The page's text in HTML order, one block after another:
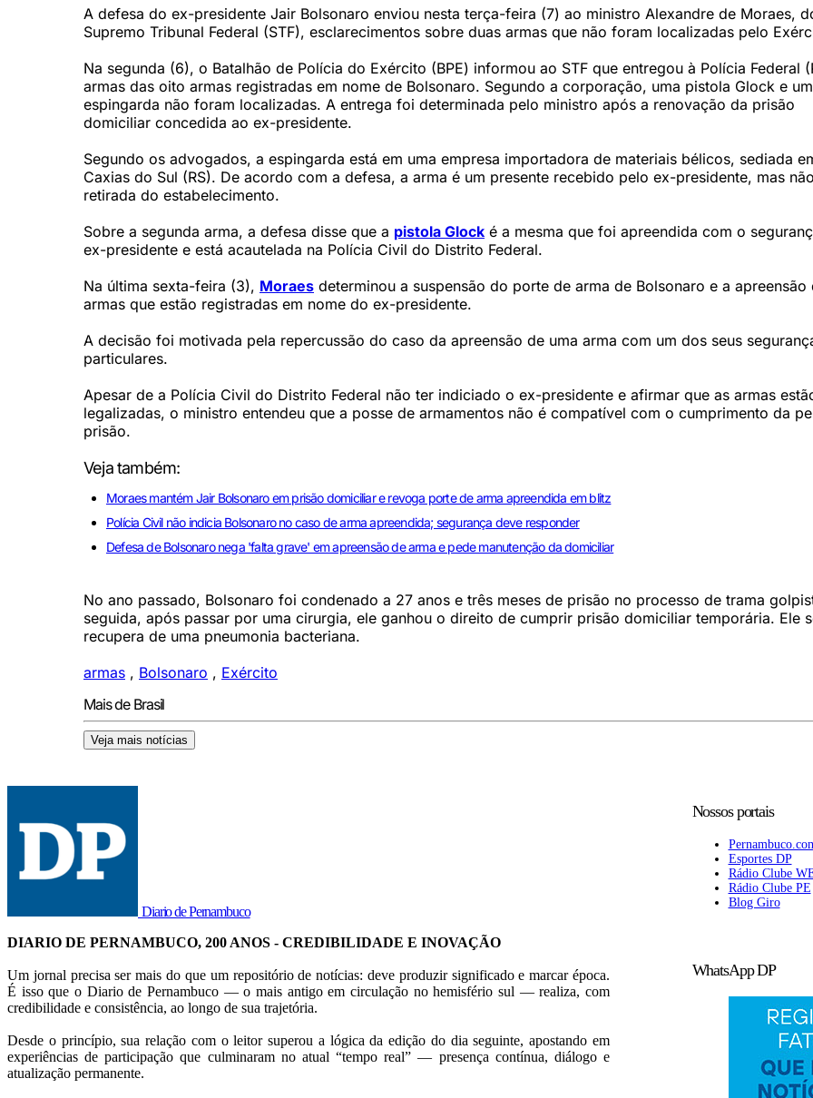
A defesa do ex-presidente Jair Bolsonaro enviou nesta terça-feira (7) ao ministro Alexandre de Moraes,
Supremo Tribunal Federal (STF), esclarecimentos sobre duas armas que não foram localizadas pelo
Na segunda (6), o Batalhão de Polícia do Exército (BPE) informou ao STF que entregou à Polícia Federal
armas das oito armas registradas em nome de Bolsonaro. Segundo a corporação, uma pistola Glock e
espingarda não foram localizadas. A entrega foi determinada pelo ministro após a renovação da prisão
domiciliar concedida ao ex-presidente.
Segundo os advogados, a espingarda está em uma empresa importadora de materiais bélicos, sediada
Caxias do Sul (RS). De acordo com a defesa, a arma é um presente recebido pelo ex-presidente, mas
retirada do estabelecimento.
Sobre a segunda arma, a defesa disse que a pistola Glock é a mesma que foi apreendida com o
ex-presidente e está acautelada na Polícia Civil do Distrito Federal.
Na última sexta-feira (3), Moraes determinou a suspensão do porte de arma de Bolsonaro e a apreensão
armas que estão registradas em nome do ex-presidente.
A decisão foi motivada pela repercussão do caso da apreensão de uma arma com um dos seus
particulares.
Apesar de a Polícia Civil do Distrito Federal não ter indiciado o ex-presidente e afirmar que as armas
legalizadas, o ministro entendeu que a posse de armamentos não é compatível com o cumprimento da
prisão.
Veja também:
Moraes mantém Jair Bolsonaro em prisão domiciliar e revoga porte de arma apreendida em blitz
Polícia Civil não indicia Bolsonaro no caso de arma apreendida; segurança deve responder
Defesa de Bolsonaro nega 'falta grave' em apreensão de arma e pede manutenção da domiciliar
No ano passado, Bolsonaro foi condenado a 27 anos e três meses de prisão no processo de trama
seguida, após passar por uma cirurgia, ele ganhou o direito de cumprir prisão domiciliar temporária. Ele
recupera de uma pneumonia bacteriana.
armas , Bolsonaro , Exército
Mais de Brasil
Veja mais notícias
Diario de Pernambuco
DIARIO DE PERNAMBUCO, 200 ANOS - CREDIBILIDADE E INOVAÇÃO
Um jornal precisa ser mais do que um repositório de notícias: deve produzir significado e marcar época.
É isso que o Diario de Pernambuco — o mais antigo em circulação no hemisfério sul — realiza, com
credibilidade e consistência, ao longo de sua trajetória.
Desde o princípio, sua relação com o leitor superou a lógica da edição do dia seguinte, apostando em
experiências de participação que culminaram no atual “tempo real” — presença contínua, diálogo e
atualização permanente.
Nossos portais
Esportes DP
Rádio Clube
Rádio Clube PE
Blog Giro
WhatsApp DP